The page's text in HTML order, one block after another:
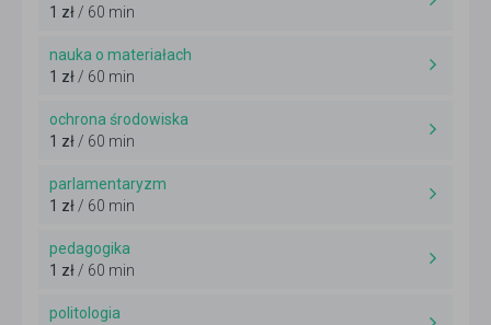
1 zł / 60 min
nauka o materiałach
1 zł / 60 min
ochrona środowiska
1 zł / 60 min
parlamentaryzm
1 zł / 60 min
pedagogika
1 zł / 60 min
politologia